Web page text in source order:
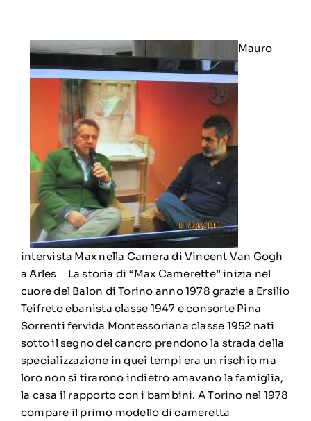
Mauro
intervista Max nella Camera di Vincent Van Gogh
a Arles La storia di “Max Camerette” inizia nel
cuore del Balon di Torino anno 1978 grazie a Ersilio
Teifreto ebanista classe 1947 e consorte Pina
Sorrenti fervida Montessoriana classe 1952 nati
sotto il segno del cancro prendono la strada della
specializzazione in quei tempi era un rischio ma
loro non si tirarono indietro amavano la famiglia,
la casa il rapporto con i bambini. A Torino nel 1978
compare il primo modello di cameretta